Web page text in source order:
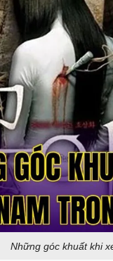
Những góc khuất khi